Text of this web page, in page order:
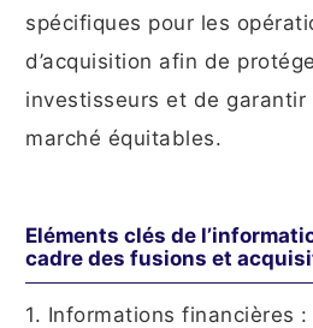
spécifiques pour les
d’acquisition afin de
investisseurs et de
marché équitables.
Eléments clés de
cadre des fusions et
1. Informations financières :